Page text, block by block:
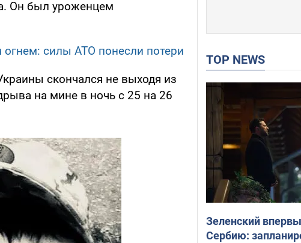
Он был уроженцем
силы АТО понесли потери
скончался не выходя из
на мине в ночь с 25 на 26
TOP NEWS
Зеленский
Сербию: